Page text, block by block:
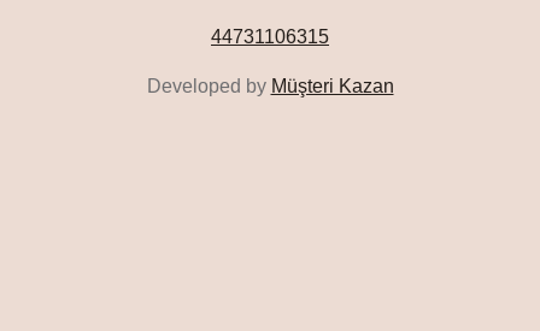
44731106315
Developed by Müşteri Kazan